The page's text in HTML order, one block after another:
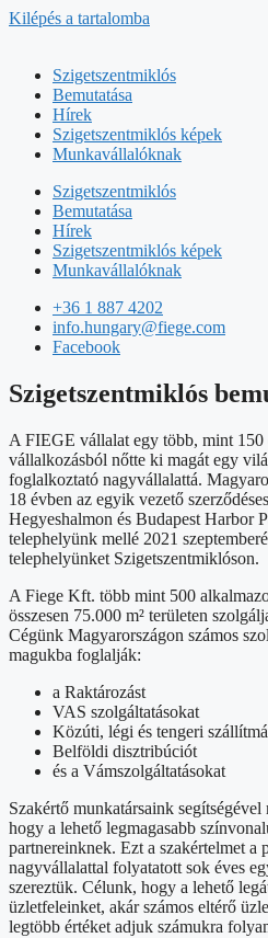
Kilépés a tartalomba
Szigetszentmiklós
Bemutatása
Hírek
Szigetszentmiklós képek
Munkavállalóknak
Szigetszentmiklós
Bemutatása
Hírek
Szigetszentmiklós képek
Munkavállalóknak
+36 1 887 4202
info.hungary@fiege.com
Facebook
Szigetszentmiklós
A FIEGE vállalat egy több, mint 150
vállalkozásból nőtte ki magát egy
foglalkoztató nagyvállalattá.
18 évben az egyik vezető
Hegyeshalmon és Budapest Harbor
telephelyünk mellé 2021
telephelyünket Szigetszentmiklóson.
A Fiege Kft. több mint 500
összesen 75.000 m² területen
Cégünk Magyarországon számos
magukba foglalják:
a Raktározást
VAS szolgáltatásokat
Közúti, légi és tengeri
Belföldi disztribúciót
és a Vámszolgáltatásokat
Szakértő munkatársaink
hogy a lehető legmagasabb
partnereinknek. Ezt a szakértelmet a
nagyvállalattal folyatatott sok éves
szereztük. Célunk, hogy a lehető
üzletfeleinket, akár számos eltérő
legtöbb értéket adjuk számukra